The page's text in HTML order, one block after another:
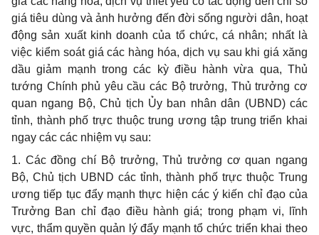
giá tiêu dùng và ảnh hưởng đến đời sống người dân, hoạt
động sản xuất kinh doanh của tổ chức, cá nhân; nhất là
việc kiểm soát giá các hàng hóa, dịch vụ sau khi giá xăng
dầu giảm mạnh trong các kỳ điều hành vừa qua, Thủ
tướng Chính phủ yêu cầu các Bộ trưởng, Thủ trưởng cơ
quan ngang Bộ, Chủ tịch Ủy ban nhân dân (UBND) các
tỉnh, thành phố trực thuộc trung ương tập trung triển khai
ngay các các nhiệm vụ sau:
1. Các đồng chí Bộ trưởng, Thủ trưởng cơ quan ngang
Bộ, Chủ tịch UBND các tỉnh, thành phố trực thuộc Trung
ương tiếp tục đẩy mạnh thực hiện các ý kiến chỉ đạo của
Trưởng Ban chỉ đạo điều hành giá; trong phạm vi, lĩnh
vực, thẩm quyền quản lý đẩy mạnh tổ chức triển khai theo